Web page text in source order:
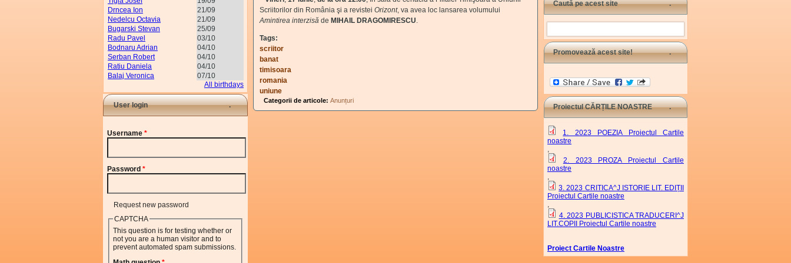
Drncea Ion
21/09
Nedelcu Octavia
21/09
Bugarski Stevan
25/09
Radu Pavel
03/10
Bodnaru Adrian
04/10
Serban Robert
04/10
Ratiu Daniela
04/10
Balaj Veronica
07/10
All birthdays
User login
Username *
Password *
Request new password
CAPTCHA
This question is for testing whether or
not you are a human visitor and to
prevent automated spam submissions.
Scriitorilor din România şi a revistei Orizont, va avea loc lansarea volumului
Amintirea interzisă de MIHAIL DRAGOMIRESCU.
Tags:
scriitor
banat
timisoara
romania
uniune
Categorii de articole: Anunțuri
Caută pe acest site
Search
Promovează acest site!
Proiectul CĂRȚILE NOASTRE
1. 2023 POEZIA Proiectul Cartile
noastre
,
2. 2023 PROZA Proiectul Cartile
noastre
,
3. 2023 CRITICA^J ISTORIE LIT. EDIȚII
Proiectul Cartile noastre
,
4. 2023 PUBLICISTICA TRADUCERI^J
LIT.COPII Proiectul Cartile noastre
Proiect Cartile Noastre